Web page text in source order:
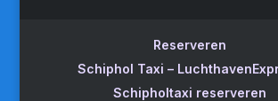
Reserveren
Schiphol Taxi –
Schipholtaxi reserveren